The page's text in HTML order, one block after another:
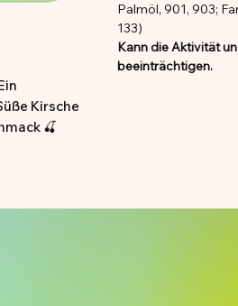
Kirsche
🍒
Palmöl, 901, 903;
133)
Kann die Aktivität
beeinträchtigen.